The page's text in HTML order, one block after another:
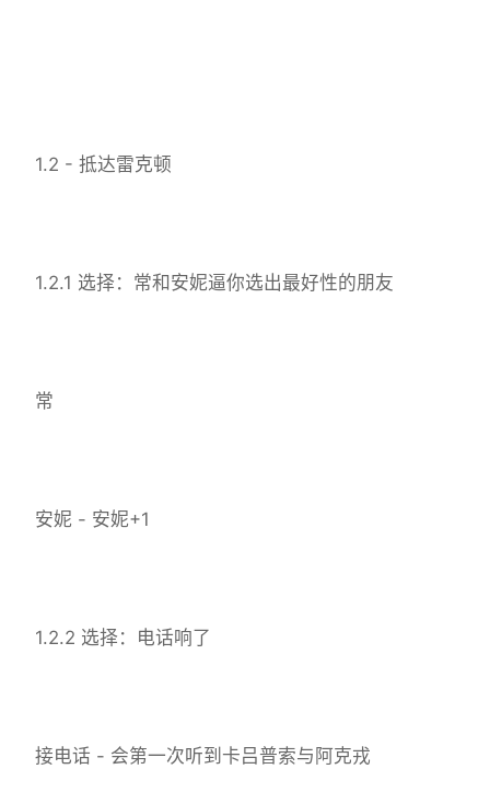
1.2 - 抵达雷克顿
1.2.1 选择：常和安妮逼你选出最好性的朋友
常
安妮 - 安妮+1
1.2.2 选择：电话响了
接电话 - 会第一次听到卡吕普索与阿克戎